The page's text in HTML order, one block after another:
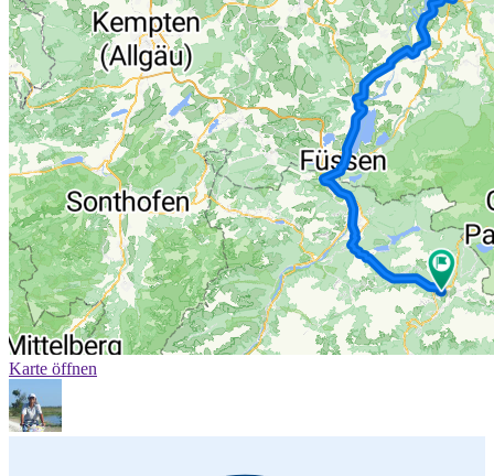
Karte öffnen